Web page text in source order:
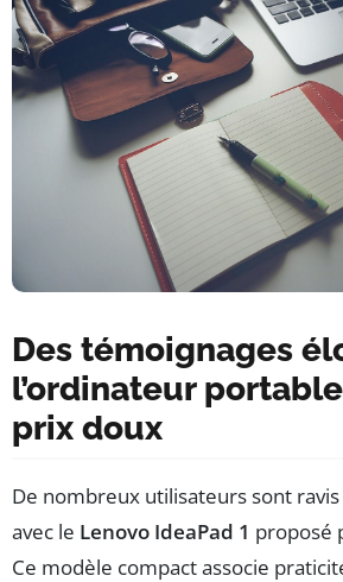
Des témoignages
l’ordinateur
prix doux
De nombreux utilisateurs sont
avec le Lenovo IdeaPad 1 proposé
Ce modèle compact associe